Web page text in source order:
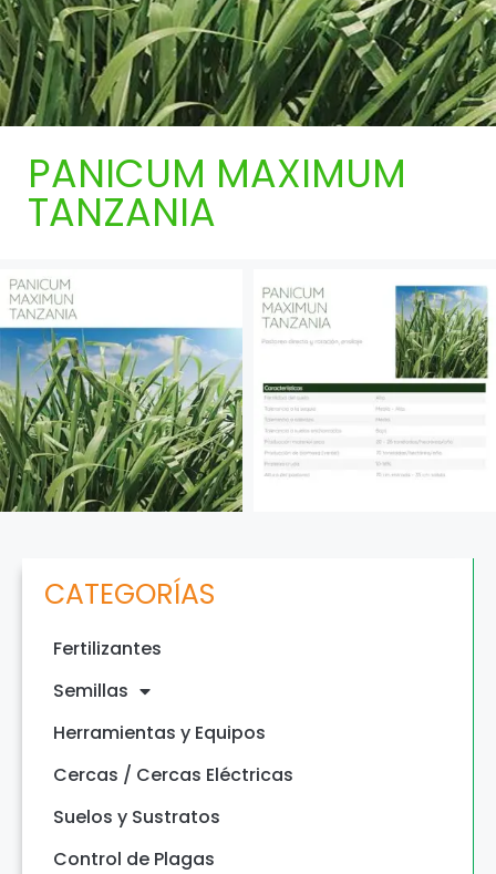
CATEGORÍAS
Fertilizantes
Semillas
Herramientas y Equipos
Cercas / Cercas Eléctricas
Suelos y Sustratos
Control de Plagas
PANICUM MAXIMUM
TANZANIA